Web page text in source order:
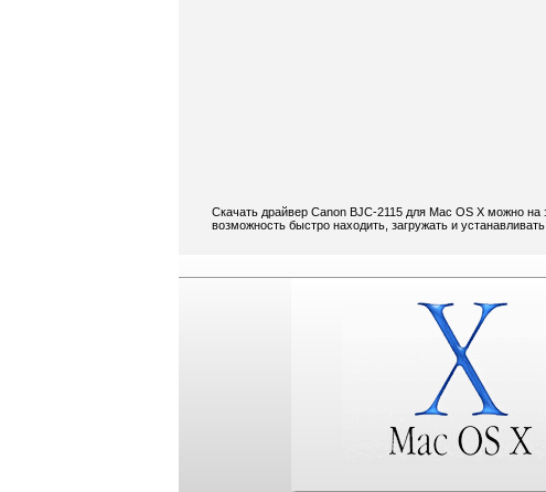
Скачать драйвер Canon BJC-2115 для Mac OS X можно
возможность быстро находить, загружать и